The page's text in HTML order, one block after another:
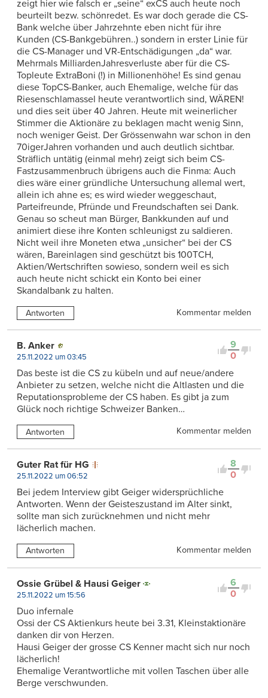
zeigt hier wie falsch er „seine“ exCS auch heute noch
beurteilt bezw. schönredet. Es war doch gerade die CS-
Bank welche über Jahrzehnte eben nicht für ihre
Kunden (CS-Bankgebühren..) sondern in erster Linie für
die CS-Manager und VR-Entschädigungen „da“ war.
Mehrmals MilliardenJahresverluste aber für die CS-
Topleute ExtraBoni (!) in Millionenhöhe! Es sind genau
diese TopCS-Banker, auch Ehemalige, welche für das
Riesenschlamassel heute verantwortlich sind, WÄREN!
und dies seit über 40 Jahren. Heute mit weinerlicher
Stimmer die Aktionäre zu beklagen macht wenig Sinn,
noch weniger Geist. Der Grössenwahn war schon in den
70igerJahren vorhanden und auch deutlich sichtbar.
Sträflich untätig (einmal mehr) zeigt sich beim CS-
Fastzusammenbruch übrigens auch die Finma: Auch
dies wäre einer gründliche Untersuchung allemal wert,
allein ich ahne es; es wird wieder weggeschaut,
Parteifreunde, Pfründe und Freundschaften sei Dank.
Genau so scheut man Bürger, Bankkunden auf und
animiert diese ihre Konten schleunigst zu saldieren.
Nicht weil ihre Moneten etwa „unsicher“ bei der CS
wären, Bareinlagen sind geschützt bis 100TCH,
Aktien/Wertschriften sowieso, sondern weil es sich
auch heute nicht schickt ein Konto bei einer
Skandalbank zu halten.
Antworten Kommentar melden
9
0
B. Anker
25.11.2022 um 03:45
Das beste ist die CS zu kübeln und auf neue/andere
Anbieter zu setzen, welche nicht die Altlasten und die
Reputationsprobleme der CS haben. Es gibt ja zum
Glück noch richtige Schweizer Banken…
Antworten Kommentar melden
8
0
Guter Rat für HG
25.11.2022 um 06:52
Bei jedem Interview gibt Geiger widersprüchliche
Antworten. Wenn der Geisteszustand im Alter sinkt,
sollte man sich zurücknehmen und nicht mehr
lächerlich machen.
Antworten Kommentar melden
6
0
Ossie Grübel & Hausi Geiger
25.11.2022 um 15:56
Duo infernale
Ossi der CS Aktienkurs heute bei 3.31, Kleinstaktionäre
danken dir von Herzen.
Hausi Geiger der grosse CS Kenner macht sich nur noch
lächerlich!
Ehemalige Verantwortliche mit vollen Taschen über alle
Berge verschwunden.